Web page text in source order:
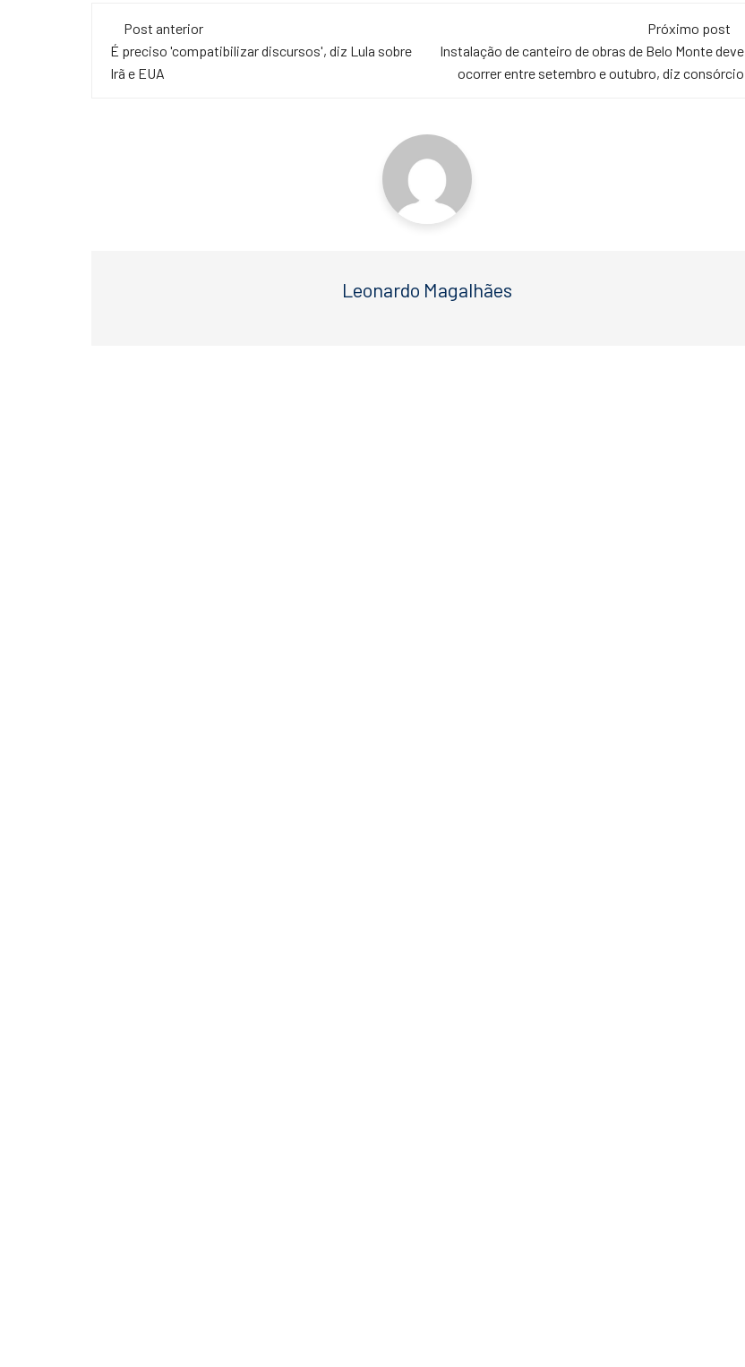
e
b
er s
A
Navegação
de
Post anterior
É preciso 'compatibilizar discursos', diz Lula sobre
Irã e EUA
Próximo post
Instalação de canteiro de obras de Belo Monte deve
ocorrer entre setembro e outubro, diz consórcio
Leonardo Magalhães